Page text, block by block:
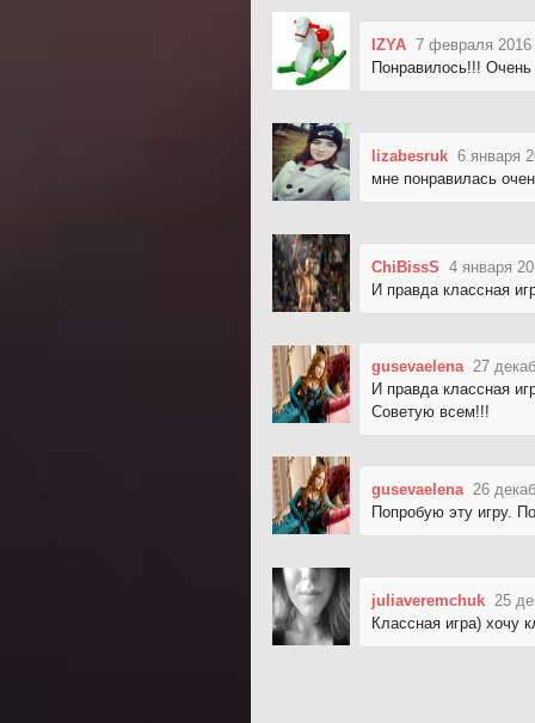
IZYA 7 февраля 2016
Понравилось!!! Очень
lizabesruk 6 января
мне понравилась
ChiBissS 4 января
И правда классная
gusevaelena 27
И правда классная
Советую всем!!!
gusevaelena 26
Попробую эту игру.
juliaveremchuk 25
Классная игра) хочу